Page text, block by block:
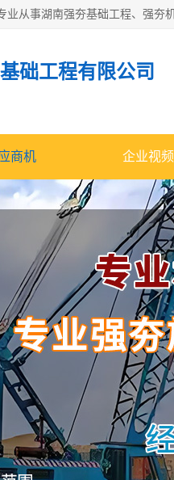
础工程有限公司
商机 企业视频